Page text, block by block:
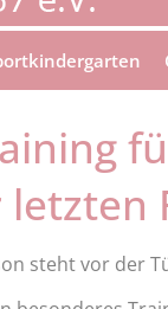
steht vor der